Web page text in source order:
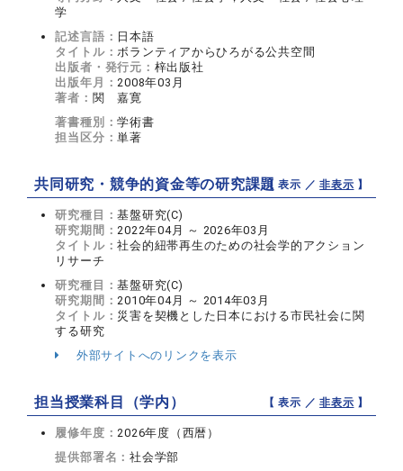
学
記述言語： 日本語
タイトル： ボランティアからひろがる公共空間
出版者・発行元： 梓出版社
出版年月： 2008年03月
著者： 関 嘉寛
著書種別：学術書
担当区分：単著
共同研究・競争的資金等の研究課題【 表示 ／非表示 】
研究種目：基盤研究(C)
研究期間： 2022年04月 ～ 2026年03月
タイトル：社会的紐帯再生のための社会学的アクション
リサーチ
研究種目：基盤研究(C)
研究期間： 2010年04月 ～ 2014年03月
タイトル： 災害を契機とした日本における市民社会に関
する研究
外部サイトへのリンクを表示
担当授業科目（学内） 【 表示 ／非表示 】
履修年度： 2026年度（西暦）
提供部署名：社会学部